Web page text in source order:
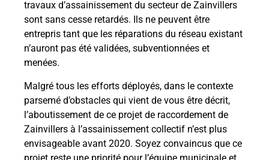
travaux d’assainissement du secteur de Zainvillers
sont sans cesse retardés. Ils ne peuvent être
entrepris tant que les réparations du réseau existant
n’auront pas été validées, subventionnées et
menées.
Malgré tous les efforts déployés, dans le contexte
parsemé d’obstacles qui vient de vous être décrit,
l’aboutissement de ce projet de raccordement de
Zainvillers à l’assainissement collectif n’est plus
envisageable avant 2020. Soyez convaincus que ce
projet reste une priorité pour l’équipe municipale et